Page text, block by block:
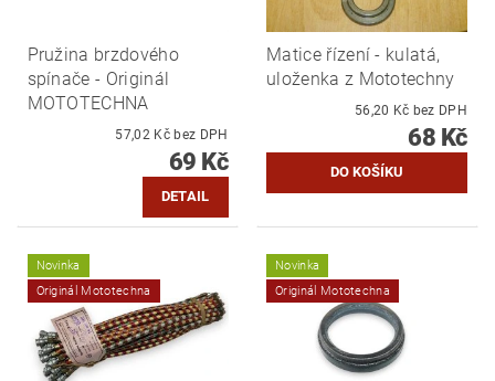
Pružina brzdového
spínače - Originál
MOTOTECHNA
57,02 Kč bez DPH
69 Kč
DETAIL
Matice řízení - kulatá,
uloženka z Mototechny
56,20 Kč bez DPH
68 Kč
Novinka
Originál Mototechna
Novinka
Originál Mototechna